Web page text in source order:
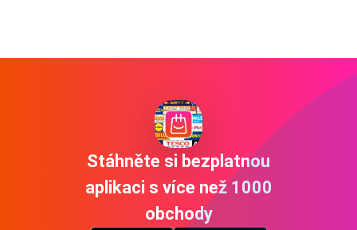
Stáhněte si bezplatnou
aplikaci s více než 1000
obchody